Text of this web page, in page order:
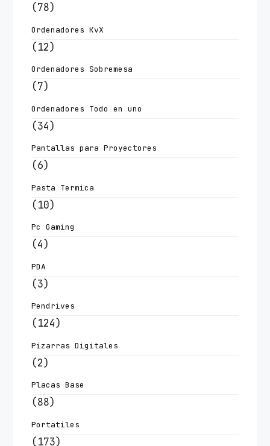
(78)
Ordenadores KvX
(12)
Ordenadores Sobremesa
(7)
Ordenadores Todo en uno
(34)
Pantallas para Proyectores
(6)
Pasta Termica
(10)
Pc Gaming
(4)
PDA
(3)
Pendrives
(124)
Pizarras Digitales
(2)
Placas Base
(88)
Portatiles
(173)